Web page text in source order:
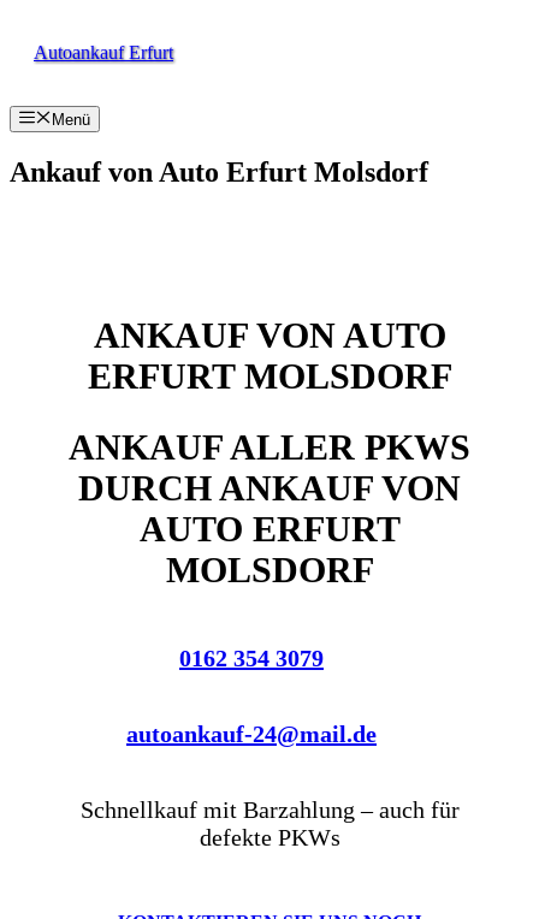
InhaltAutoankauf Erfurt
Menü
Ankauf von Auto Erfurt Molsdorf
ANKAUF VON AUTO
ERFURT MOLSDORF
ANKAUF ALLER PKWS
DURCH ANKAUF VON
AUTO ERFURT
MOLSDORF
0162 354 3079
autoankauf-24@mail.de
Schnellkauf mit Barzahlung – auch für
defekte PKWs